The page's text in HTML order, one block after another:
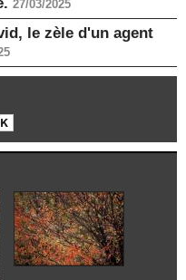
27/03/2025
le zèle d'un agent